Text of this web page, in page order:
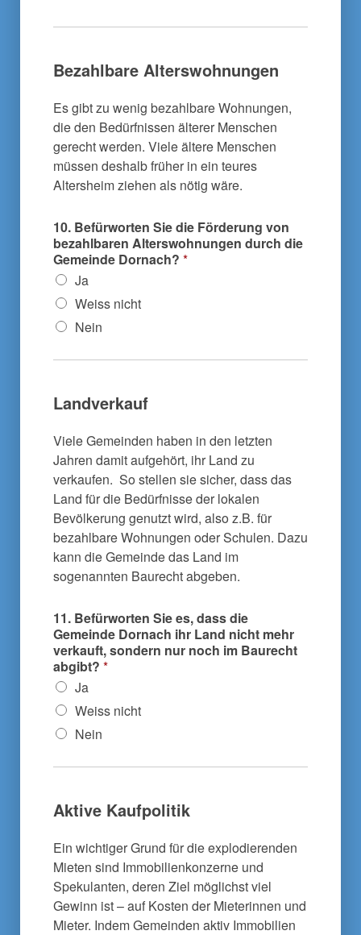
Bezahlbare Alterswohnungen
Es gibt zu wenig bezahlbare Wohnungen,
die den Bedürfnissen älterer Menschen
gerecht werden. Viele ältere Menschen
müssen deshalb früher in ein teures
Altersheim ziehen als nötig wäre.
10. Befürworten Sie die Förderung von
bezahlbaren Alterswohnungen durch die
Gemeinde Dornach? *
Ja
Weiss nicht
Nein
Landverkauf
Viele Gemeinden haben in den letzten
Jahren damit aufgehört, ihr Land zu
verkaufen. So stellen sie sicher, dass das
Land für die Bedürfnisse der lokalen
Bevölkerung genutzt wird, also z.B. für
bezahlbare Wohnungen oder Schulen. Dazu
kann die Gemeinde das Land im
sogenannten Baurecht abgeben.
11. Befürworten Sie es, dass die
Gemeinde Dornach ihr Land nicht mehr
verkauft, sondern nur noch im Baurecht
abgibt? *
Ja
Weiss nicht
Nein
Aktive Kaufpolitik
Ein wichtiger Grund für die explodierenden
Mieten sind Immobilienkonzerne und
Spekulanten, deren Ziel möglichst viel
Gewinn ist – auf Kosten der Mieterinnen und
Mieter. Indem Gemeinden aktiv Immobilien